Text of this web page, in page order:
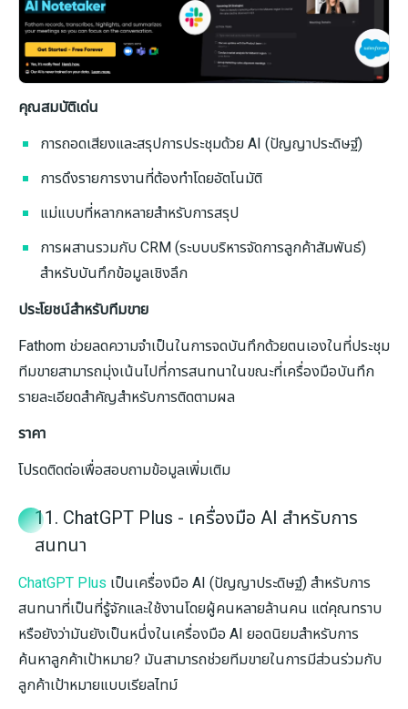
คุณสมบัติเด่น
การถอดเสียงและสรุปการประชุมด้วย AI (ปัญญาประดิษฐ์)
การดึงรายการงานที่ต้องทำโดยอัตโนมัติ
แม่แบบที่หลากหลายสำหรับการสรุป
การผสานรวมกับ CRM (ระบบบริหารจัดการลูกค้าสัมพันธ์)
สำหรับบันทึกข้อมูลเชิงลึก
ประโยชน์สำหรับทีมขาย
Fathom ช่วยลดความจำเป็นในการจดบันทึกด้วยตนเองในที่ประชุม
ทีมขายสามารถมุ่งเน้นไปที่การสนทนาในขณะที่เครื่องมือบันทึก
รายละเอียดสำคัญสำหรับการติดตามผล
ราคา
โปรดติดต่อเพื่อสอบถามข้อมูลเพิ่มเติม
11. ChatGPT Plus - เครื่องมือ AI สำหรับการ
สนทนา
ChatGPT Plus เป็นเครื่องมือ AI (ปัญญาประดิษฐ์) สำหรับการ
สนทนาที่เป็นที่รู้จักและใช้งานโดยผู้คนหลายล้านคน แต่คุณทราบ
หรือยังว่ามันยังเป็นหนึ่งในเครื่องมือ AI ยอดนิยมสำหรับการ
ค้นหาลูกค้าเป้าหมาย? มันสามารถช่วยทีมขายในการมีส่วนร่วมกับ
ลูกค้าเป้าหมายแบบเรียลไทม์